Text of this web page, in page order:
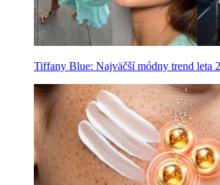
Tiffany Blue: Najväčší módny trend leta